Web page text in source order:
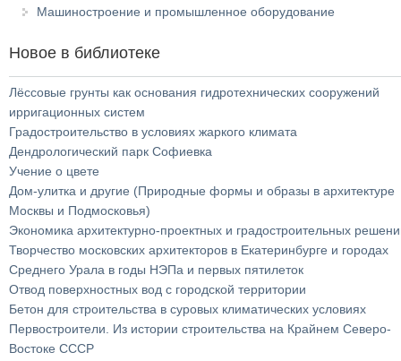
Машиностроение и промышленное оборудование
Новое в библиотеке
Лёссовые грунты как основания гидротехнических сооружений
ирригационных систем
Градостроительство в условиях жаркого климата
Дендрологический парк Софиевка
Учение о цвете
Дом-улитка и другие (Природные формы и образы в архитектуре
Москвы и Подмосковья)
Экономика архитектурно-проектных и градостроительных
Творчество московских архитекторов в Екатеринбурге и городах
Среднего Урала в годы НЭПа и первых пятилеток
Отвод поверхностных вод с городской территории
Бетон для строительства в суровых климатических условиях
Первостроители. Из истории строительства на Крайнем Северо-
Востоке СССР